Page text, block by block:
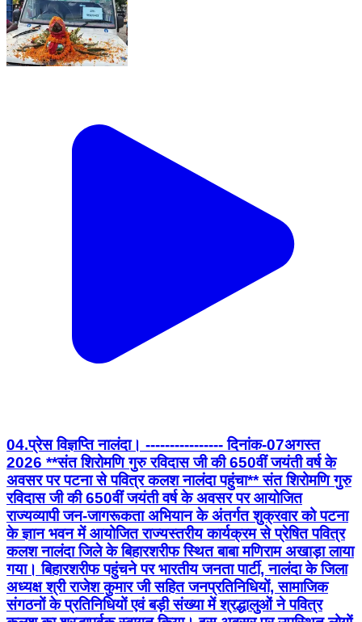
04.प्रेस विज्ञप्ति नालंदा। ---------------- दिनांक-07अगस्त
2026 **संत शिरोमणि गुरु रविदास जी की 650वीं जयंती वर्ष के
अवसर पर पटना से पवित्र कलश नालंदा पहुंचा** संत शिरोमणि गुरु
रविदास जी की 650वीं जयंती वर्ष के अवसर पर आयोजित
राज्यव्यापी जन-जागरूकता अभियान के अंतर्गत शुक्रवार को पटना
के ज्ञान भवन में आयोजित राज्यस्तरीय कार्यक्रम से प्रेषित पवित्र
कलश नालंदा जिले के बिहारशरीफ स्थित बाबा मणिराम अखाड़ा लाया
गया। बिहारशरीफ पहुंचने पर भारतीय जनता पार्टी, नालंदा के जिला
अध्यक्ष श्री राजेश कुमार जी सहित जनप्रतिनिधियों, सामाजिक
संगठनों के प्रतिनिधियों एवं बड़ी संख्या में श्रद्धालुओं ने पवित्र